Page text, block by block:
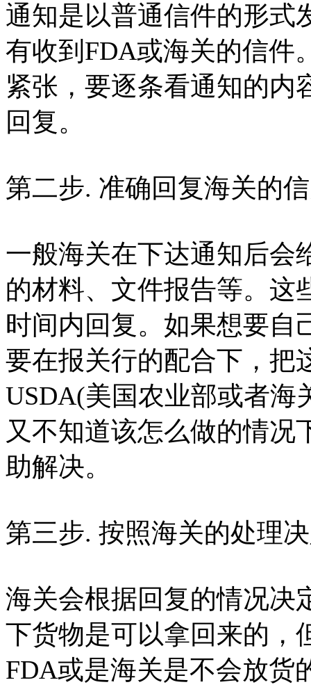
通知是以普通信件的形式
有收到FDA或海关的信件
紧张，要逐条看通知的内
回复。
第二步. 准确回复海关的
一般海关在下达通知后会
的材料、文件报告等。这
时间内回复。如果想要自
要在报关行的配合下，把
USDA(美国农业部或者海
又不知道该怎么做的情况
助解决。
第三步. 按照海关的处理
海关会根据回复的情况决
下货物是可以拿回来的，
FDA或是海关是不会放货